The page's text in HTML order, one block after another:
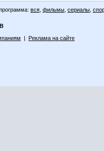
вся фильмы сериалы
| Реклама на сайте